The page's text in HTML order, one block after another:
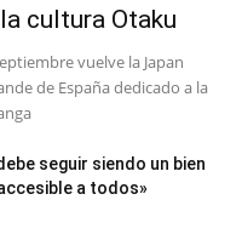
cultura Otaku
vuelve la Japan
de España dedicado a la
seguir siendo un bien
a todos»